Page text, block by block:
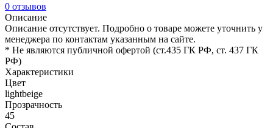
0 отзывов
Описание
Описание отсутствует. Подробно о товаре можете уточнить у
менеджера по контактам указанным на сайте.
* Не являются публичной офертой (ст.435 ГК РФ, cт. 437 ГК
РФ)
Характеристики
Цвет
lightbeige
Прозрачность
45